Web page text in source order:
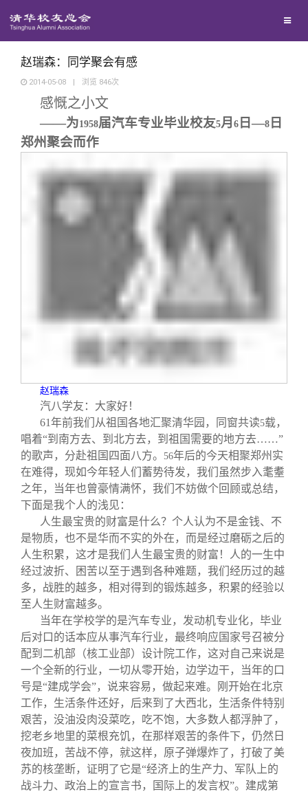
西南联大校友会
义工计划
新媒体平台
青春风采
终身学习
信息化服务
校友总会
总会简介
理事会名单
制度法规
联系我们
关闭
赵瑞森：同学聚会有感
2014-05-08 | 浏览 846次
感慨之小文
——为1958届汽车专业毕业校友5月 6 日—8 日
郑州聚会而作
赵瑞森
汽八学友：大家好！
61年前我们从祖国各地汇聚清华园，同窗共读5载，
唱着“到南方去、到北方去，到祖国需要的地方去……”
的歌声，分赴祖国四面八方。 56年后的今天相聚郑州实
在难得，现如今年轻人们蓄势待发，我们虽然步入耄耋
之年，当年也曾豪情满怀，我们不妨做个回顾或总结，
下面是我个人的浅见：
人生最宝贵的财富是什么？个人认为不是金钱、不
是物质，也不是华而不实的外在，而是经过磨砺之后的
人生积累，这才是我们人生最宝贵的财富！人的一生中
经过波折、困苦以至于遇到各种难题，我们经历过的越
多，战胜的越多，相对得到的锻炼越多，积累的经验以
至人生财富越多。
当年在学校学的是汽车专业，发动机专业化，毕业
后对口的话本应从事汽车行业，最终响应国家号召被分
配到二机部（核工业部）设计院工作，这对自己来说是
一个全新的行业，一切从零开始，边学边干，当年的口
号是“建成学会”，说来容易，做起来难。刚开始在北京
工作，生活条件还好，后来到了大西北，生活条件特别
艰苦，没油没肉没菜吃，吃不饱，大多数人都浮肿了，
挖老乡地里的菜根充饥，在那样艰苦的条件下，仍然日
夜加班，苦战不停，就这样，原子弹爆炸了，打破了美
苏的核垄断，证明了它是“经济上的生产力、军队上的
战斗力、政治上的宣言书，国际上的发言权”。建成第